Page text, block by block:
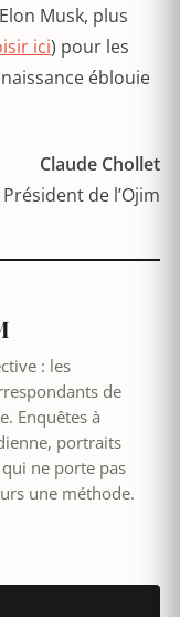
Musk, plus
ici) pour les
éblouie
Claude Chollet
Président de l’Ojim
: les
de
Enquêtes à
portraits
ne porte pas
une méthode.